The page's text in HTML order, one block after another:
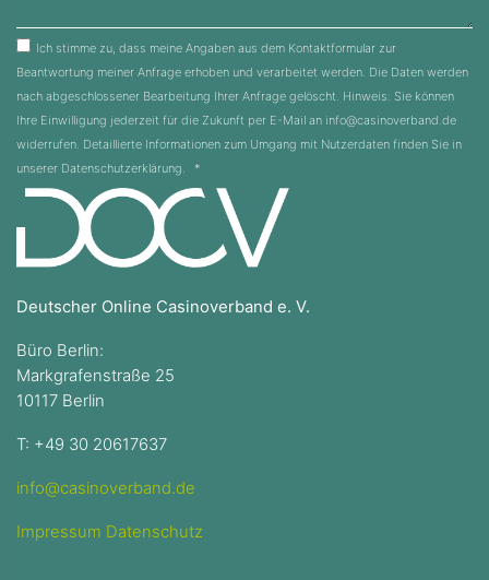
Ich stimme zu, dass meine Angaben aus dem Kontaktformular zur
Beantwortung meiner Anfrage erhoben und verarbeitet werden. Die Daten werden
nach abgeschlossener Bearbeitung Ihrer Anfrage gelöscht. Hinweis: Sie können
Ihre Einwilligung jederzeit für die Zukunft per E-Mail an info@casinoverband.de
widerrufen. Detaillierte Informationen zum Umgang mit Nutzerdaten finden Sie in
unserer Datenschutzerklärung.
*
Deutscher Online Casinoverband e. V.
Büro Berlin:
Markgrafenstraße 25
10117 Berlin
T: +49 30 20617637
info@casinoverband.de
Impressum Datenschutz